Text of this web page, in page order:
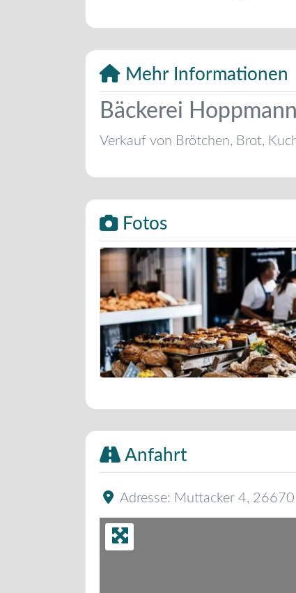
Mehr Informationen
Bäckerei
Verkauf von Brötchen, Brot,
Fotos
Bäckerei Musterbild
Anfahrt
Adresse: Muttacker 4, 26670